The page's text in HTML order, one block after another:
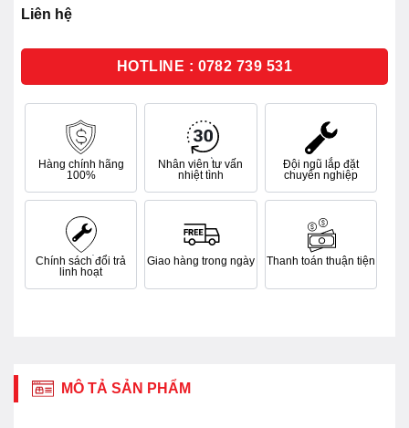
xếp
hạng
sao
Liên hệ
HOTLINE : 0782 739 531
Hàng chính hãng
100%
Nhân viên tư vấn
nhiệt tình
Đội ngũ lắp đặt
chuyên nghiệp
Chính sách đổi trả
linh hoạt
Giao hàng trong ngày Thanh toán thuận tiện
MÔ TẢ SẢN PHẨM